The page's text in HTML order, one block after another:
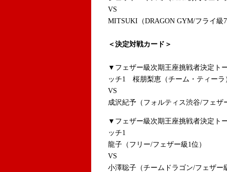
VS
MITSUKI（DRAGON GYM/フライ級
＜決定対戦カード＞
▼フェザー級次期王座挑戦者決定ト
ッチ1 桜朋梨恵（チーム・ティー
VS
成沢紀予（フォルティス渋谷/フェザ
▼フェザー級次期王座挑戦者決定ト
ッチ1
龍子（フリー/フェザー級1位）
VS
小澤聡子（チームドラゴン/フェザー